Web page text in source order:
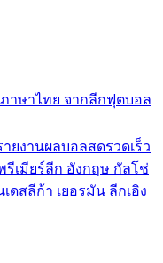
ภาษาไทย จากลีกฟุตบอล
ยงานผลบอลสดรวดเร็ว
เมียร์ลีก อังกฤษ กัลโช่
ดสลีก้า เยอรมัน ลีกเอิง